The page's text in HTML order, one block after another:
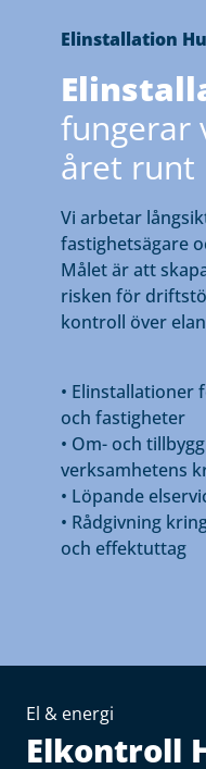
Elinstallation
fungerar
året runt
Vi arbetar
fastighetsägare
Målet är att
risken för
kontroll över
•
och fastigheter
• Om- och
verksamhetens
• Löpande
• Rådgivning
och effektuttag
El & energi
Elkontroll